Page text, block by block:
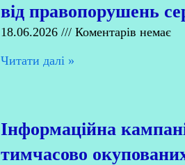
від правопорушень
18.06.2026 Коментарів немає
Читати далi »
Інформаційна
тимчасово